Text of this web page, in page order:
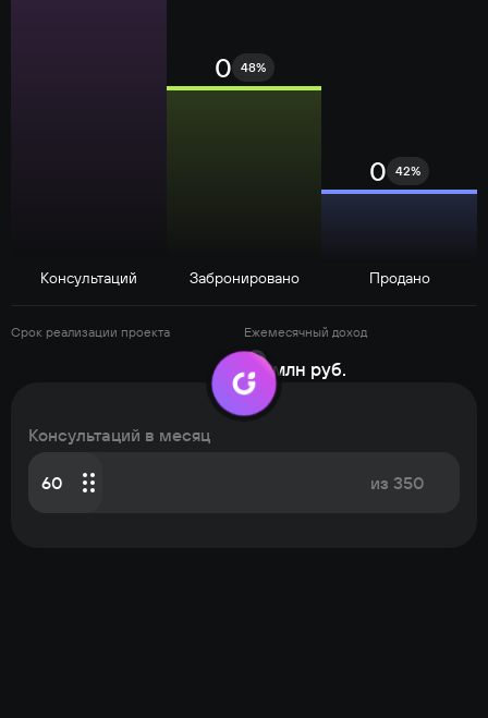
Консультаций в месяц
60 из 350
Консультаций
0 48%
Забронировано
0 42%
Продано
Срок реализации проекта Ежемесячный доход
0млн руб.